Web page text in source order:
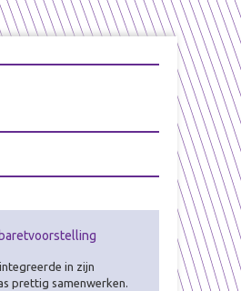
in zijn
prettig samenwerken.